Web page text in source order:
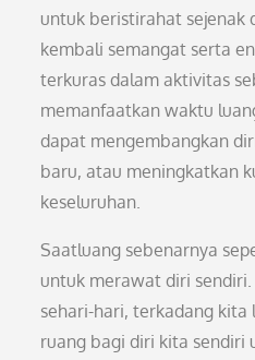
untuk beristirahat sejenak
kembali semangat serta
terkuras dalam aktivitas
memanfaatkan waktu
dapat mengembangkan
baru, atau meningkatkan
keseluruhan.
Saatluang sebenarnya
untuk merawat diri
sehari-hari, terkadang
ruang bagi diri kita sendiri